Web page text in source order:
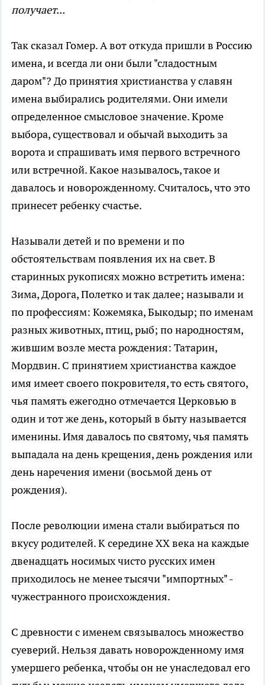
получает...
Так сказал Гомер. А вот откуда пришли в Россию
имена, и всегда ли они были "сладостным
даром"? До принятия христианства у славян
имена выбирались родителями. Они имели
определенное смысловое значение. Кроме
выбора, существовал и обычай выходить за
ворота и спрашивать имя первого встречного
или встречной. Какое называлось, такое и
давалось и новорожденному. Считалось, что это
принесет ребенку счастье.
Называли детей и по времени и по
обстоятельствам появления их на свет. В
старинных рукописях можно встретить имена:
Зима, Дорога, Полетко и так далее; называли и
по профессиям: Кожемяка, Быкодыр; по именам
разных животных, птиц, рыб; по народностям,
жившим возле места рождения: Татарин,
Мордвин. С принятием христианства каждое
имя имеет своего покровителя, то есть святого,
чья память ежегодно отмечается Церковью в
один и тот же день, который в быту называется
именины. Имя давалось по святому, чья память
выпадала на день крещения, день рождения или
день наречения имени (восьмой день от
рождения).
После революции имена стали выбираться по
вкусу родителей. К середине XX века на каждые
двенадцать носимых чисто русских имен
приходилось не менее тысячи "импортных" -
чужестранного происхождения.
С древности с именем связывалось множество
суеверий. Нельзя давать новорожденному имя
умершего ребенка, чтобы он не унаследовал его